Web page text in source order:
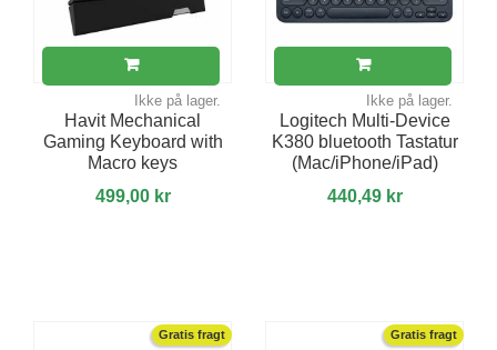
Ikke på lager.
Havit Mechanical
Gaming Keyboard with
Macro keys
499,00 kr
Ikke på lager.
Logitech Multi-Device
K380 bluetooth Tastatur
(Mac/iPhone/iPad)
440,49 kr
Gratis fragt Gratis fragt